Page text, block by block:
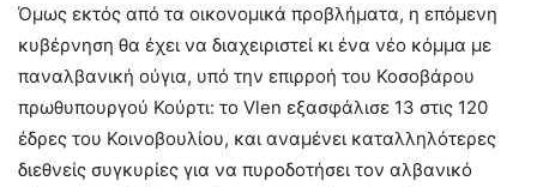
Όμως εκτός από τα οικονομικά προβλήματα, η επόμενη
κυβέρνηση θα έχει να διαχειριστεί κι ένα νέο κόμμα με
παναλβανική ούγια, υπό την επιρροή του Κοσοβάρου
πρωθυπουργού Κούρτι: το Vlen εξασφάλισε 13 στις 120
έδρες του Κοινοβουλίου, και αναμένει καταλληλότερες
διεθνείς συγκυρίες για να πυροδοτήσει τον αλβανικό